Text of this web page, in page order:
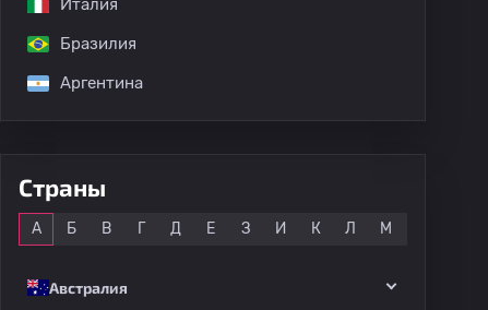
Италия
Бразилия
Аргентина
Страны
А Б В Г Д Е З И К Л М
Австралия